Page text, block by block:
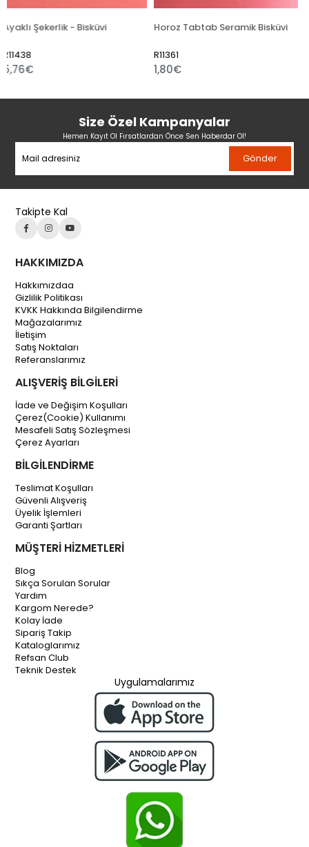
- Bisküvi Horoz Tabtab Seramik Bisküvi
Size Özel Kampanyalar
Hemen Kayıt Ol Fırsatlardan Önce Sen Haberdar Ol!
Gönder
Takipte Kal
HAKKIMIZDA
Hakkımızdaa
Gizlilik Politikası
KVKK Hakkında Bilgilendirme
Mağazalarımız
İletişim
Satış Noktaları
Referanslarımız
ALIŞVERİŞ BİLGİLERİ
İade ve Değişim Koşulları
Çerez(Cookie) Kullanımı
Mesafeli Satış Sözleşmesi
Çerez Ayarları
BİLGİLENDİRME
Teslimat Koşulları
Güvenli Alışveriş
Üyelik İşlemleri
Garanti Şartları
MÜŞTERİ HİZMETLERİ
Blog
Sıkça Sorulan Sorular
Yardım
Kargom Nerede?
Kolay İade
Sipariş Takip
Kataloglarımız
Refsan Club
Teknik Destek
Uygulamalarımız